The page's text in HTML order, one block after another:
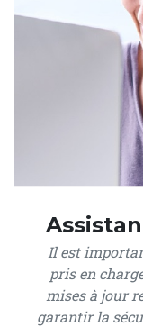
Il est
pris en
mises à jour
garantir la